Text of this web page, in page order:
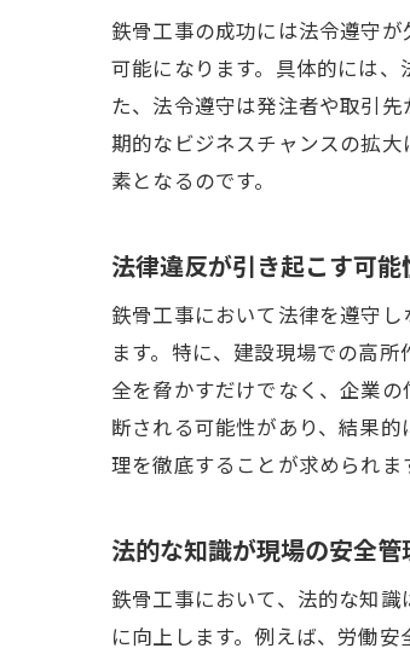
鉄骨工事の成功には法令遵守
可能になります。具体的には
た、法令遵守は発注者や取引
期的なビジネスチャンスの拡
素となるのです。
法律違反が引き起こす可
鉄骨工事において法律を遵守
ます。特に、建設現場での高
全を脅かすだけでなく、企業
断される可能性があり、結果
理を徹底することが求められま
法的な知識が現場の安全
鉄骨工事において、法的な知
に向上します。例えば、労働